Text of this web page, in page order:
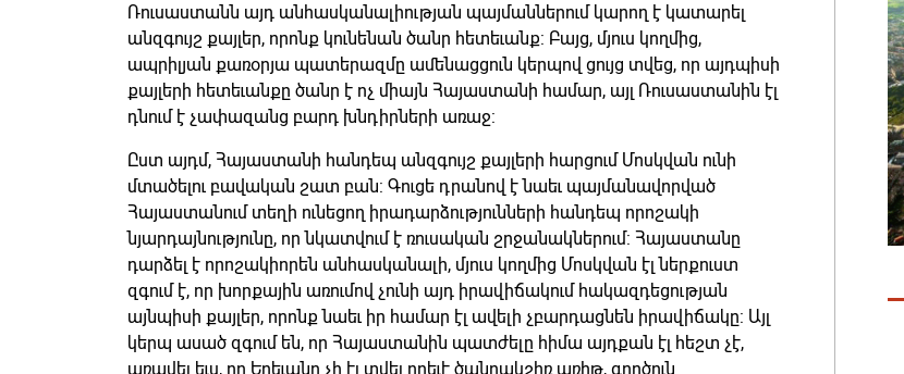
Ռուսաստանն այդ անհասկանալիության պայմաններում կարող է կատարել
անզգույշ քայլեր, որոնք կունենան ծանր հետեւանք: Բայց, մյուս կողմից,
ապրիլյան քառօրյա պատերազմը ամենացցուն կերպով ցույց տվեց, որ այդպիսի
քայլերի հետեւանքը ծանր է ոչ միայն Հայաստանի համար, այլ Ռուսաստանին էլ
դնում է չափազանց բարդ խնդիրների առաջ:
Ըստ այդմ, Հայաստանի հանդեպ անզգույշ քայլերի հարցում Մոսկվան ունի
մտածելու բավական շատ բան: Գուցե դրանով է նաեւ պայմանավորված
Հայաստանում տեղի ունեցող իրադարձությունների հանդեպ որոշակի
նյարդայնությունը, որ նկատվում է ռուսական շրջանակներում: Հայաստանը
դարձել է որոշակիորեն անհասկանալի, մյուս կողմից Մոսկվան էլ ներքուստ
զգում է, որ խորքային առումով չունի այդ իրավիճակում հակազդեցության
այնպիսի քայլեր, որոնք նաեւ իր համար էլ ավելի չբարդացնեն իրավիճակը: Այլ
կերպ ասած զգում են, որ Հայաստանին պատժելը հիմա այդքան էլ հեշտ չէ,
առավել եւս, որ Երեւանը չի էլ տվել որեւէ ծանրակշիռ առիթ, գործուն